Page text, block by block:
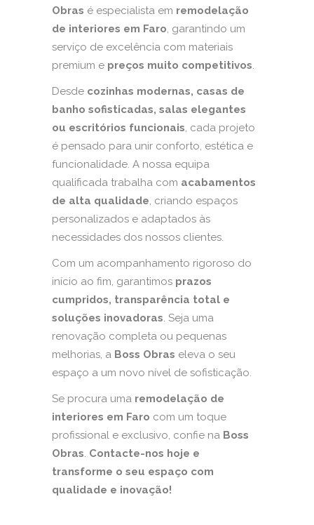
Obras é especialista em remodelação
de interiores em Faro, garantindo um
serviço de excelência com materiais
premium e preços muito competitivos.
Desde cozinhas modernas, casas de
banho sofisticadas, salas elegantes
ou escritórios funcionais, cada projeto
é pensado para unir conforto, estética e
funcionalidade. A nossa equipa
qualificada trabalha com acabamentos
de alta qualidade, criando espaços
personalizados e adaptados às
necessidades dos nossos clientes.
Com um acompanhamento rigoroso do
início ao fim, garantimos prazos
cumpridos, transparência total e
soluções inovadoras. Seja uma
renovação completa ou pequenas
melhorias, a Boss Obras eleva o seu
espaço a um novo nível de sofisticação.
Se procura uma remodelação de
interiores em Faro com um toque
profissional e exclusivo, confie na Boss
Obras. Contacte-nos hoje e
transforme o seu espaço com
qualidade e inovação!